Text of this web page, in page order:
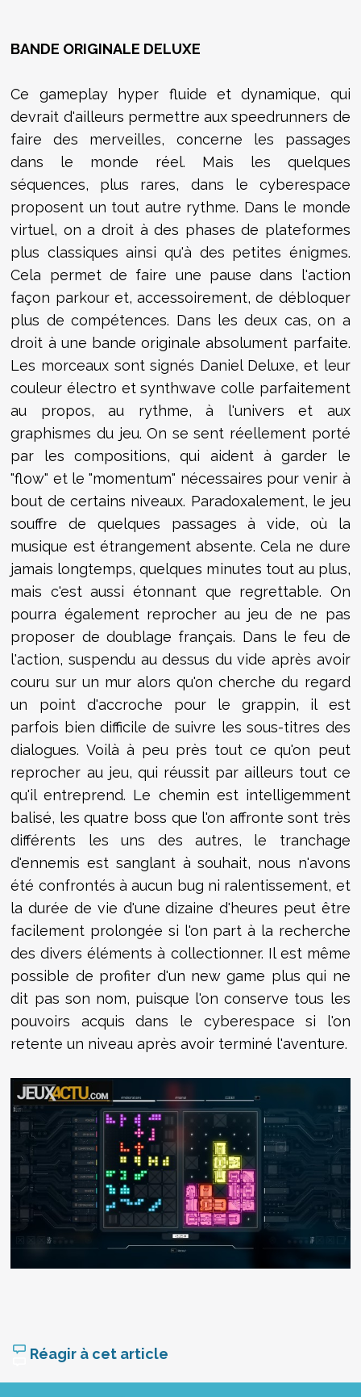
BANDE ORIGINALE DELUXE
Ce gameplay hyper fluide et dynamique, qui
devrait d'ailleurs permettre aux speedrunners de
faire des merveilles, concerne les passages
dans le monde réel. Mais les quelques
séquences, plus rares, dans le cyberespace
proposent un tout autre rythme. Dans le monde
virtuel, on a droit à des phases de plateformes
plus classiques ainsi qu'à des petites énigmes.
Cela permet de faire une pause dans l'action
façon parkour et, accessoirement, de débloquer
plus de compétences. Dans les deux cas, on a
droit à une bande originale absolument parfaite.
Les morceaux sont signés Daniel Deluxe, et leur
couleur électro et synthwave colle parfaitement
au propos, au rythme, à l'univers et aux
graphismes du jeu. On se sent réellement porté
par les compositions, qui aident à garder le
"flow" et le "momentum" nécessaires pour venir à
bout de certains niveaux. Paradoxalement, le jeu
souffre de quelques passages à vide, où la
musique est étrangement absente. Cela ne dure
jamais longtemps, quelques minutes tout au plus,
mais c'est aussi étonnant que regrettable. On
pourra également reprocher au jeu de ne pas
proposer de doublage français. Dans le feu de
l'action, suspendu au dessus du vide après avoir
couru sur un mur alors qu'on cherche du regard
un point d'accroche pour le grappin, il est
parfois bien difficile de suivre les sous-titres des
dialogues. Voilà à peu près tout ce qu'on peut
reprocher au jeu, qui réussit par ailleurs tout ce
qu'il entreprend. Le chemin est intelligemment
balisé, les quatre boss que l'on affronte sont très
différents les uns des autres, le tranchage
d'ennemis est sanglant à souhait, nous n'avons
été confrontés à aucun bug ni ralentissement, et
la durée de vie d'une dizaine d'heures peut être
facilement prolongée si l'on part à la recherche
des divers éléments à collectionner. Il est même
possible de profiter d'un new game plus qui ne
dit pas son nom, puisque l'on conserve tous les
pouvoirs acquis dans le cyberespace si l'on
retente un niveau après avoir terminé l'aventure.
Réagir à cet article